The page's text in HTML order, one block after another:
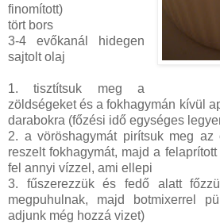
finomított)
tört bors
3-4 evőkanál hidegen
sajtolt olaj
1. tisztítsuk meg a
zöldségeket és a fokhagymán kívül
darabokra (főzési idő egységes
2. a vöröshagymát pirítsuk meg
reszelt fokhagymát, majd a
fel annyi vízzel, ami ellepi
3. fűszerezzük és fedő alatt
megpuhulnak, majd botmixerrel
adjunk még hozzá vizet)